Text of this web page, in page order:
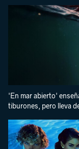
'En mar abierto'
tiburones, pero lleva